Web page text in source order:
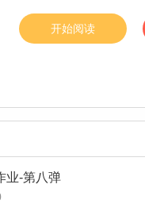
开始阅读
业-第八弹